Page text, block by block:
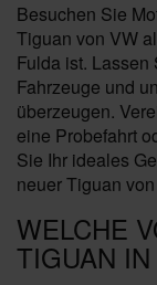
Besuchen Sie
Tiguan von VW
Fulda ist.
Fahrzeuge und
überzeugen.
eine Probefahrt
Sie Ihr ideales
neuer Tiguan
WELCHE
TIGUAN